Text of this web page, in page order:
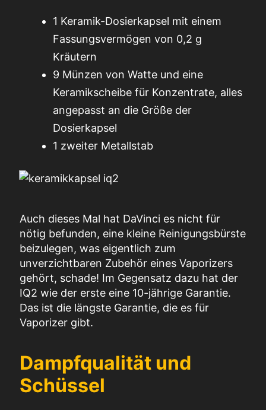
1 Keramik-Dosierkapsel mit einem
Fassungsvermögen von 0,2 g
Kräutern
9 Münzen von Watte und eine
Keramikscheibe für Konzentrate, alles
angepasst an die Größe der
Dosierkapsel
1 zweiter Metallstab
Auch dieses Mal hat DaVinci es nicht für
nötig befunden, eine kleine Reinigungsbürste
beizulegen, was eigentlich zum
unverzichtbaren Zubehör eines Vaporizers
gehört, schade! Im Gegensatz dazu hat der
IQ2 wie der erste eine 10-jährige Garantie.
Das ist die längste Garantie, die es für
Vaporizer gibt.
Dampfqualität und
Schüssel